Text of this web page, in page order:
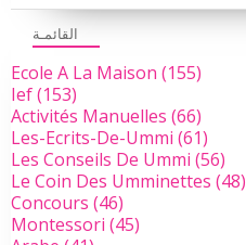
القائمـة
Ecole A La Maison (155)
Ief(153)
Activités Manuelles (66)
Les-Ecrits-De-Ummi (61)
Les Conseils De Ummi (56)
Le Coin Des Umminettes (48)
Concours (46)
Montessori (45)